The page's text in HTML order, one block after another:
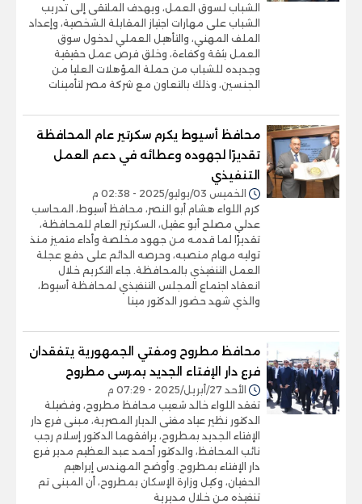
الشباب لسوق العمل، ويهدف الملتقى إلى تدريب
الشباب على مهارات اجتياز المقابلة الشخصية، وإعداد
الملف المهني، والتأهيل العملي لدخول سوق
العمل بثقة وكفاءة، وخلق فرص عمل حقيقية
وجديده للشباب من حملة المؤهلات العليا من
الجنسين، وذلك بالتعاون مع شركة مصر لتأمينات
محافظ أسيوط يكرم سكرتير عام المحافظة
تقديرًا لجهوده وعطائه في دعم العمل
التنفيذي
الخميس 03/يوليو/2025 - 02:38 م
كرم اللواء هشام أبو النصر، محافظ أسيوط، المحاسب
عدلي مصلح أبو عقيل، السكرتير العام للمحافظة،
تقديرًا لما قدمه من جهود مخلصة وأداء متميز منذ
توليه مهام منصبه، وحرصه الدائم على دفع عجلة
العمل التنفيذي بالمحافظة. جاء التكريم خلال
انعقاد اجتماع المجلس التنفيذي لمحافظة أسيوط،
والذي شهد حضور الدكتور مينا
محافظ مطروح ومفتي الجمهورية يتفقدان
فرع دار الإفتاء الجديد بمرسى مطروح
الأحد 27/أبريل/2025 - 07:29 م
تفقد اللواء خالد شعيب محافظ مطروح، وفضيلة
الدكتور نظير عياد مفتى الديار المصرية، مبنى فرع دار
الإفتاء الجديد بمطروح، يرافقهما الدكتور إسلام رجب
نائب المحافظ، والدكتور أحمد عبد العظيم مدير فرع
دار الإفتاء بمطروح. وأوضح المهندس إبراهيم
الحفيان، وكيل وزارة الإسكان بمطروح، أن المبنى تم
تنفيذه من خلال مديرية